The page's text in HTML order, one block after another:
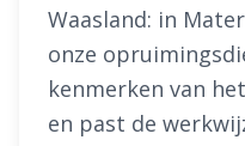
Waasland: in
onze
kenmerken van
en past de